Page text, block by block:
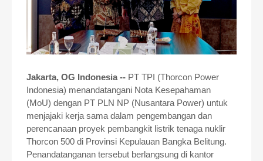
Jakarta, OG Indonesia -- PT TPI (Thorcon Power
Indonesia) menandatangani Nota Kesepahaman
(MoU) dengan PT PLN NP (Nusantara Power) untuk
menjajaki kerja sama dalam pengembangan dan
perencanaan proyek pembangkit listrik tenaga nuklir
Thorcon 500 di Provinsi Kepulauan Bangka Belitung.
Penandatanganan tersebut berlangsung di kantor